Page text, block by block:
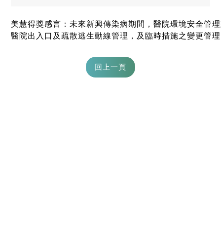
美慧得獎感言：未來新興傳染病期間，醫院環境安全管
醫院出入口及疏散逃生動線管理，及臨時措施之變更管